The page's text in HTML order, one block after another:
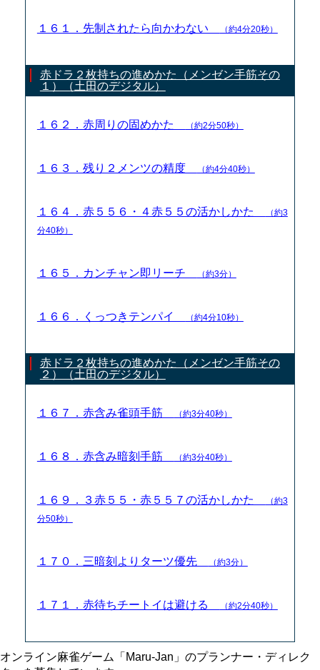
１６１．先制されたら向かわない （約4分20秒）
赤ドラ２枚持ちの進めかた（メンゼン手筋その
１）（土田のデジタル）
１６２．赤周りの固めかた （約2分50秒）
１６３．残り２メンツの精度 （約4分40秒）
１６４．赤５５６・４赤５５の活かしかた
（約3
分40秒）
１６５．カンチャン即リーチ （約3分）
１６６．くっつきテンパイ （約4分10秒）
赤ドラ２枚持ちの進めかた（メンゼン手筋その
２）（土田のデジタル）
１６７．赤含み雀頭手筋 （約3分40秒）
１６８．赤含み暗刻手筋 （約3分40秒）
１６９．３赤５５・赤５５７の活かしかた
（約3
分50秒）
１７０．三暗刻よりターツ優先 （約3分）
１７１．赤待ちチートイは避ける （約2分40秒）
オンライン麻雀ゲーム「Maru-Jan」のプランナー・ディレク